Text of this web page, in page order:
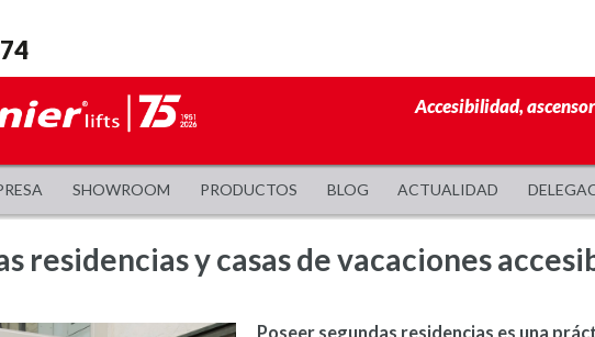
Accesibilidad,
SHOWROOM PRODUCTOS BLOG ACTUALIDAD
residencias y casas de vacaciones
Poseer segundas residencias es una